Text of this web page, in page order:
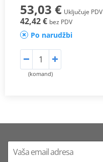
53,03 € Uključuje PDV
42,42 € bez PDV
Po narudžbi
(komand)